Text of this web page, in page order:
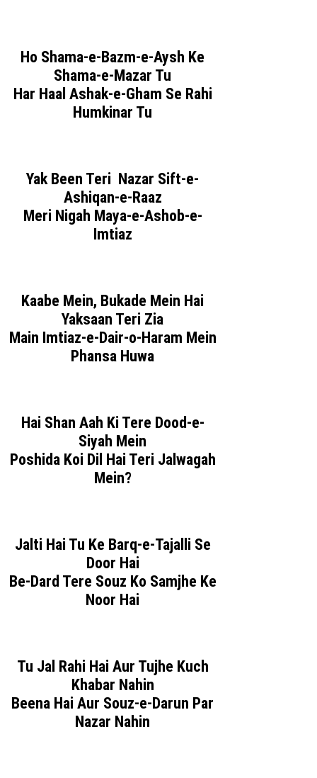
Ho Shama-e-Bazm-e-Aysh Ke
Shama-e-Mazar Tu
Har Haal Ashak-e-Gham Se Rahi
Humkinar Tu
Yak Been Teri Nazar Sift-e-
Ashiqan-e-Raaz
Meri Nigah Maya-e-Ashob-e-
Imtiaz
Kaabe Mein, Bukade Mein Hai
Yaksaan Teri Zia
Main Imtiaz-e-Dair-o-Haram Mein
Phansa Huwa
Hai Shan Aah Ki Tere Dood-e-
Siyah Mein
Poshida Koi Dil Hai Teri Jalwagah
Mein?
Jalti Hai Tu Ke Barq-e-Tajalli Se
Door Hai
Be-Dard Tere Souz Ko Samjhe Ke
Noor Hai
Tu Jal Rahi Hai Aur Tujhe Kuch
Khabar Nahin
Beena Hai Aur Souz-e-Darun Par
Nazar Nahin